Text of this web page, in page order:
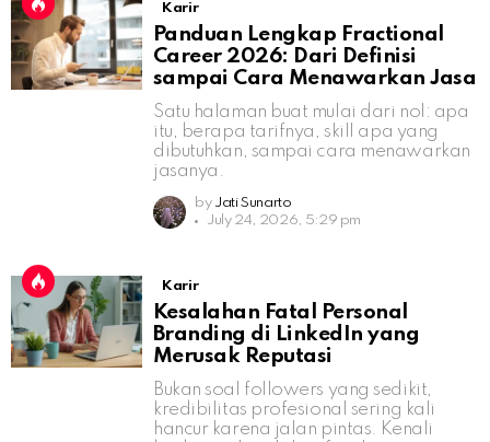
Karir
Panduan Lengkap Fractional
Career 2026: Dari Definisi
sampai Cara Menawarkan Jasa
Satu halaman buat mulai dari nol: apa
itu, berapa tarifnya, skill apa yang
dibutuhkan, sampai cara menawarkan
jasanya.
by Jati Sunarto
July 24, 2026, 5:29 pm
Karir
Kesalahan Fatal Personal
Branding di LinkedIn yang
Merusak Reputasi
Bukan soal followers yang sedikit,
kredibilitas profesional sering kali
hancur karena jalan pintas. Kenali